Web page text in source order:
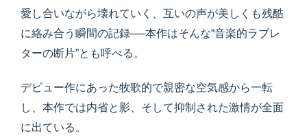
愛し合いながら壊れていく、互いの声が美しくも残酷
に絡み合う瞬間の記録──本作はそんな“音楽的ラブレ
ターの断片”とも呼べる。
デビュー作にあった牧歌的で親密な空気感から一転
し、本作では内省と影、そして抑制された激情が全面
に出ている。